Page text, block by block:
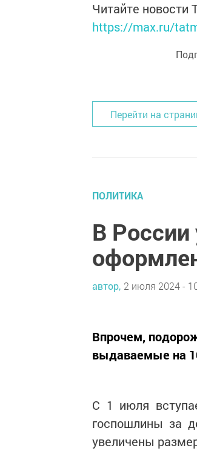
Читайте новости
https://max.ru/
Перейти на
ПОЛИТИКА
В России
автор, 2 июля 2024 -
Впрочем,
выдаваемые на
С 1 июля
госпошлины за
увеличены